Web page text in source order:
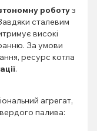
роботуз
сталевим
високі
За умови
ресурс котла
.
агрегат,
палива: